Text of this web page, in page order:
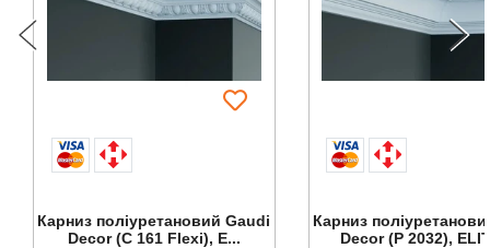
Карниз поліуретановий Gaudi
Decor (C 161 Flexi), E...
Карниз
Decor (P 2032),